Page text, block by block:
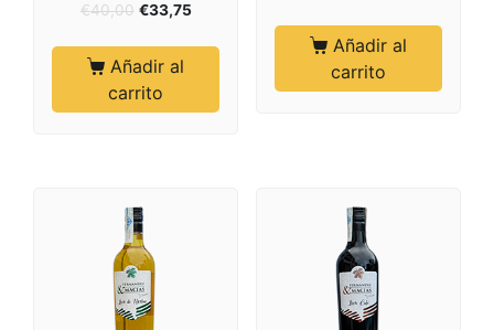
€40,00 €33,75
Añadir al
carrito
Añadir al
carrito